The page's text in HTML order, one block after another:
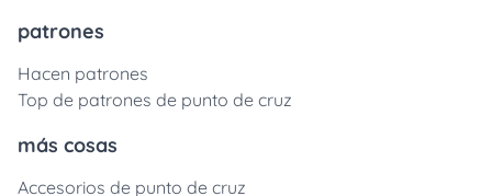
patrones
Hacen patrones
Top de patrones de punto de cruz
más cosas
Accesorios de punto de cruz